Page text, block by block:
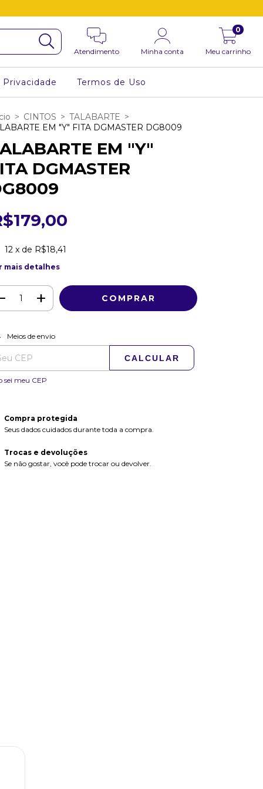
Atendimento Minha conta Meu carrinho
0
Termos de Uso
> CINTOS > TALABARTE >
EM "Y" FITA DGMASTER DG8009
EM "Y"
DGMASTER
12 x de R$18,41
mais detalhes
para o CEP:
Meios de envio
CALCULAR
sei meu CEP
Compra protegida
Seus dados cuidados durante toda a compra.
Trocas e devoluções
Se não gostar, você pode trocar ou devolver.